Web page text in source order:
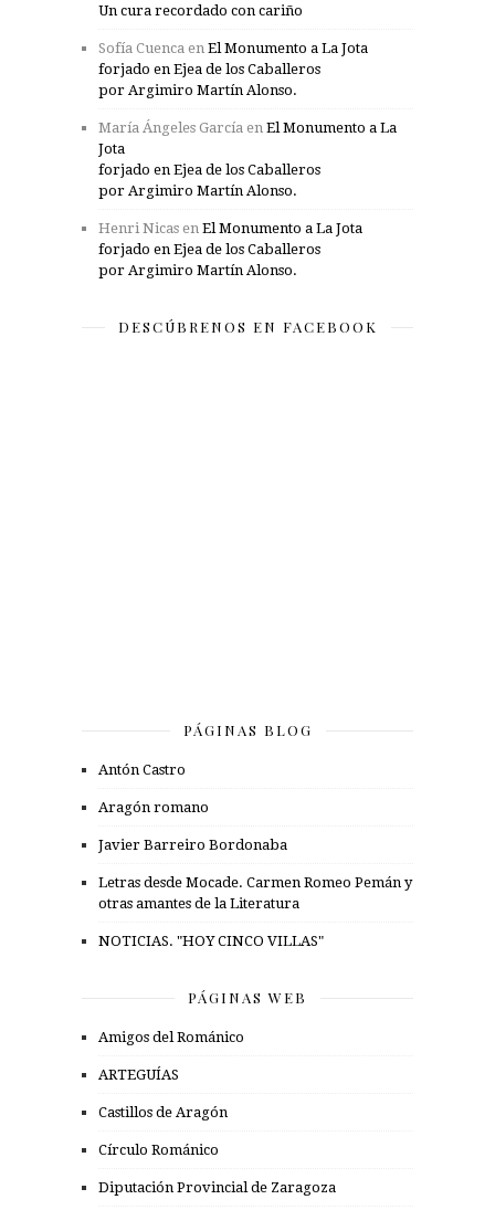
Un cura recordado con cariño
Sofía Cuenca en El Monumento a La Jota
forjado en Ejea de los Caballeros
por Argimiro Martín Alonso.
María Ángeles García en El Monumento a La
Jota
forjado en Ejea de los Caballeros
por Argimiro Martín Alonso.
Henri Nicas en El Monumento a La Jota
forjado en Ejea de los Caballeros
por Argimiro Martín Alonso.
DESCÚBRENOS EN FACEBOOK
PÁGINAS BLOG
Antón Castro
Aragón romano
Javier Barreiro Bordonaba
Letras desde Mocade. Carmen Romeo Pemán y
otras amantes de la Literatura
NOTICIAS. "HOY CINCO VILLAS"
PÁGINAS WEB
Amigos del Románico
ARTEGUÍAS
Castillos de Aragón
Círculo Románico
Diputación Provincial de Zaragoza